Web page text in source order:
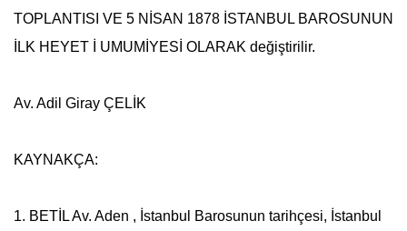
TOPLANTISI VE 5 NİSAN 1878 İSTANBUL BAROSUNUN
İLK HEYET İ UMUMİYESİ OLARAK değiştirilir.
Av. Adil Giray ÇELİK
KAYNAKÇA:
1. BETİL Av. Aden , İstanbul Barosunun tarihçesi, İstanbul